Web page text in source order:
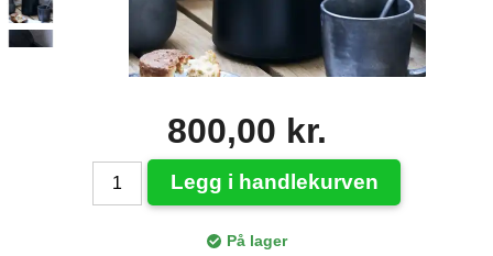
800,00 kr.
Legg i handlekurven
På lager